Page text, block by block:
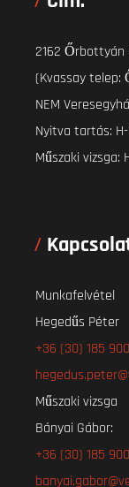
2162 Őrbottyán
(Kvassay telep:
NEM
Nyitva tartás: H-
Műszaki vizsga:
Munkafelvétel
Hegedűs Péter
+36 (30) 185
Műszaki vizsga
Bányai Gábor:
+36 (30) 185